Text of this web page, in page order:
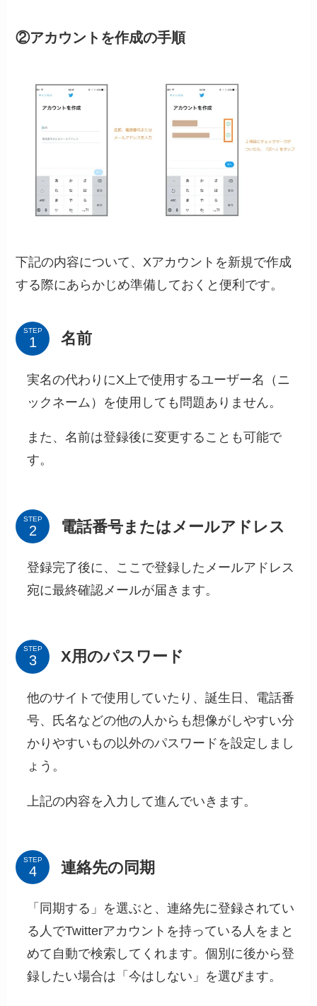
②アカウントを作成の手順
下記の内容について、Xアカウントを新規で作成
する際にあらかじめ準備しておくと便利です。
STEP 名前
実名の代わりにX上で使用するユーザー名（ニ
ックネーム）を使用しても問題ありません。
また、名前は登録後に変更することも可能で
す。
STEP 電話番号またはメールアドレス
登録完了後に、ここで登録したメールアドレス
宛に最終確認メールが届きます。
STEP X用のパスワード
他のサイトで使用していたり、誕生日、電話番
号、氏名などの他の人からも想像がしやすい分
かりやすいもの以外のパスワードを設定しまし
ょう。
上記の内容を入力して進んでいきます。
STEP 連絡先の同期
「同期する」を選ぶと、連絡先に登録されてい
る人でTwitterアカウントを持っている人をまと
めて自動で検索してくれます。個別に後から登
録したい場合は「今はしない」を選びます。